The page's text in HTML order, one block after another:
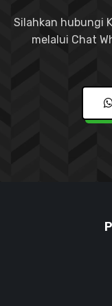
Silahkan hubungi
melalui Chat